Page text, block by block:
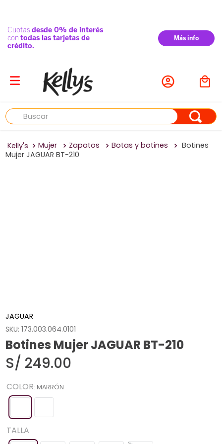
Buscar
Mujer Zapatos Botas y botines
Botines
Mujer JAGUAR BT-210
JAGUAR
SKU:173.003.064.0101
Botines Mujer JAGUAR BT-210
S/ 249.00
COLOR: MARRÓN
TALLA